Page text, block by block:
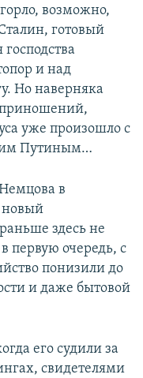
возможно,
готовый
и над
Но наверняка
уже произошло с
Путиным…
в
новый
здесь не
первую очередь, с
понизили до
и даже бытовой
его судили за
свидетелями